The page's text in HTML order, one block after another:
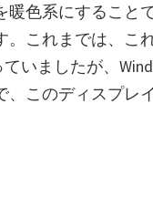
色系にすること
これまでは、こ
いましたが、
このディスプレ